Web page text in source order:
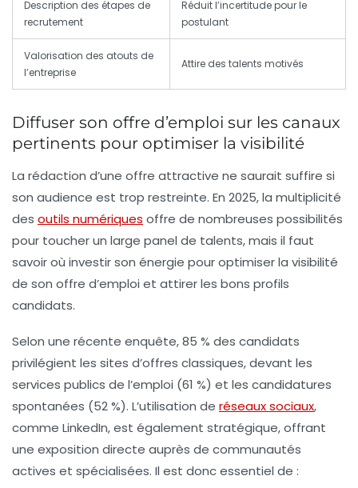
Description des étapes de
recrutement
Réduit l’incertitude pour le
postulant
Valorisation des atouts de
l’entreprise
Attire des talents motivés
Diffuser son offre d’emploi sur les canaux
pertinents pour optimiser la visibilité
La rédaction d’une offre attractive ne saurait suffire si
son audience est trop restreinte. En 2025, la multiplicité
des outils numériques offre de nombreuses possibilités
pour toucher un large panel de talents, mais il faut
savoir où investir son énergie pour optimiser la visibilité
de son offre d’emploi et attirer les bons profils
candidats.
Selon une récente enquête, 85 % des candidats
privilégient les sites d’offres classiques, devant les
services publics de l’emploi (61 %) et les candidatures
spontanées (52 %). L’utilisation de réseaux sociaux,
comme LinkedIn, est également stratégique, offrant
une exposition directe auprès de communautés
actives et spécialisées. Il est donc essentiel de :